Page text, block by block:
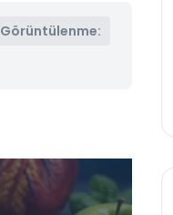
Görüntülenme: